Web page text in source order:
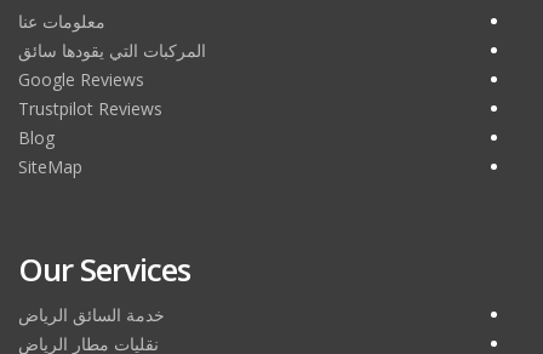
معلومات عنا
المركبات التي يقودها سائق
Google Reviews
Trustpilot Reviews
Blog
SiteMap
Our Services
خدمة السائق الرياض
نقليات مطار الرياض